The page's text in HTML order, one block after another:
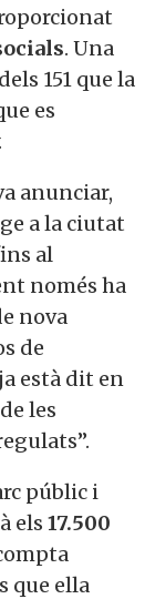
. Una
151 que la
es
anunciar,
a la ciutat
al
només ha
nova
de
està dit en
les
públic i
els 17.500
que ella